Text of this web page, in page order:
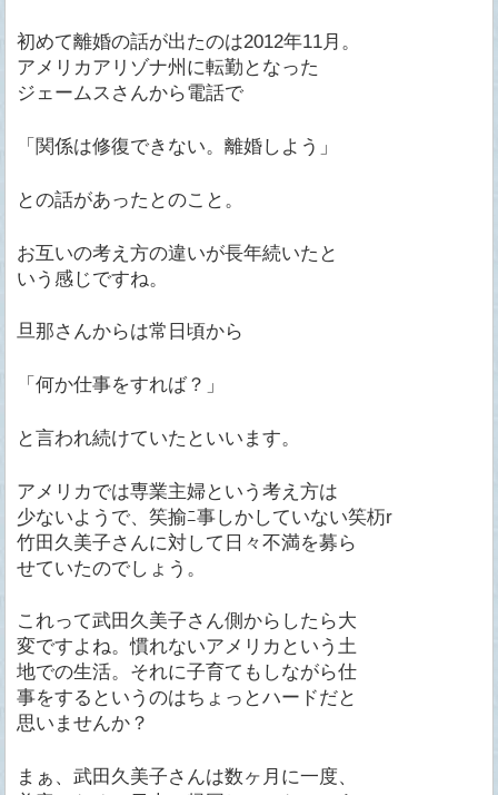
初めて離婚の話が出たのは2012年11月。
アメリカアリゾナ州に転勤となった
ジェームスさんから電話で
「関係は修復できない。離婚しよう」
との話があったとのこと。
お互いの考え方の違いが長年続いたと
いう感じですね。
旦那さんからは常日頃から
「何か仕事をすれば？」
と言われ続けていたといいます。
アメリカでは専業主婦という考え方は
少ないようで、笶揄ﾆ事しかしていない笶杤r
竹田久美子さんに対して日々不満を募ら
せていたのでしょう。
これって武田久美子さん側からしたら大
変ですよね。慣れないアメリカという土
地での生活。それに子育てもしながら仕
事をするというのはちょっとハードだと
思いませんか？
まぁ、武田久美子さんは数ヶ月に一度、